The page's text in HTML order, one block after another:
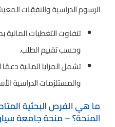
الرسوم الدراسية والنفقات
تتفاوت التغطيات
وحسب تقييم الطلب.
تشمل المزايا المالية
والمستلزمات الدراسية
ما هي الفرص البحثية
المنحة؟ – منحة جامعة